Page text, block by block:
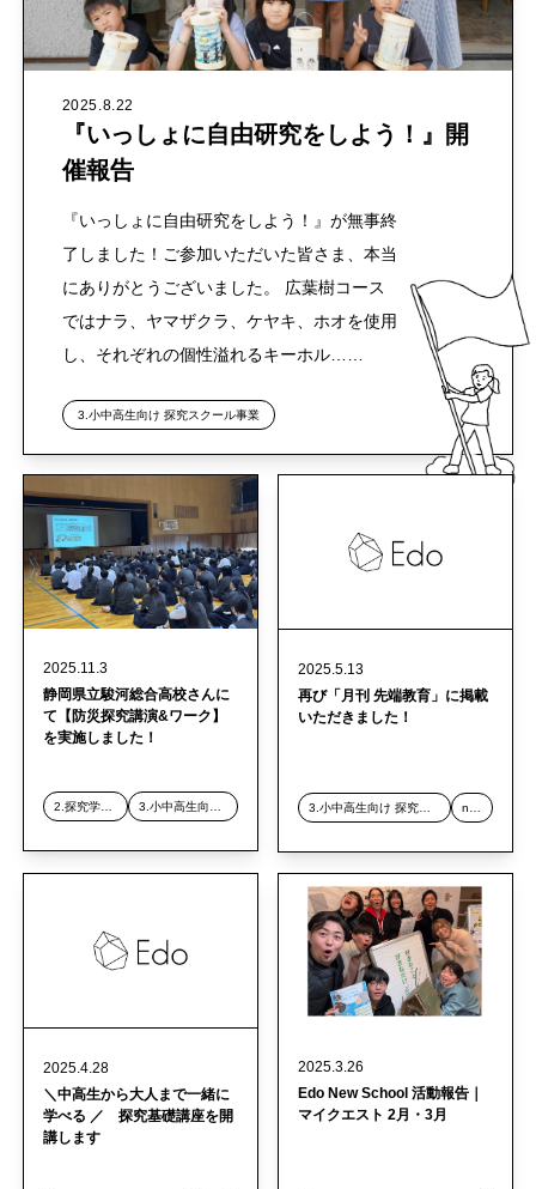
2025.8.22
『いっしょに自由研究をしよう！』開
催報告
『いっしょに自由研究をしよう！』が無事終
了しました！ご参加いただいた皆さま、本当
にありがとうございました。 広葉樹コース
ではナラ、ヤマザクラ、ケヤキ、ホオを使用
し、それぞれの個性溢れるキーホル……
3.小中高生向け 探究スクール事業
2025.11.3
静岡県立駿河総合高校さんに
て【防災探究講演&ワーク】
を実施しました！
2.探究学習デザイン事業
2025.5.13
再び「月刊 先端教育」に掲載
いただきました！
2025.4.28
＼中高生から大人まで一緒に
学べる ／ 探究基礎講座を開
講します
2025.3.26
Edo New School 活動報告｜
マイクエスト 2月・3月